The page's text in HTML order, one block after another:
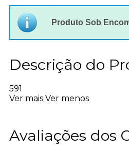
Produto Sob
Descrição do
591
Ver mais Ver menos
Avaliações dos